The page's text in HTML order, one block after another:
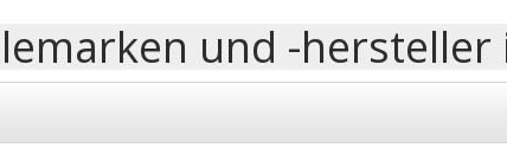
und -hersteller